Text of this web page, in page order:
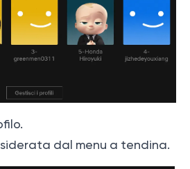
dal menu a tendina.